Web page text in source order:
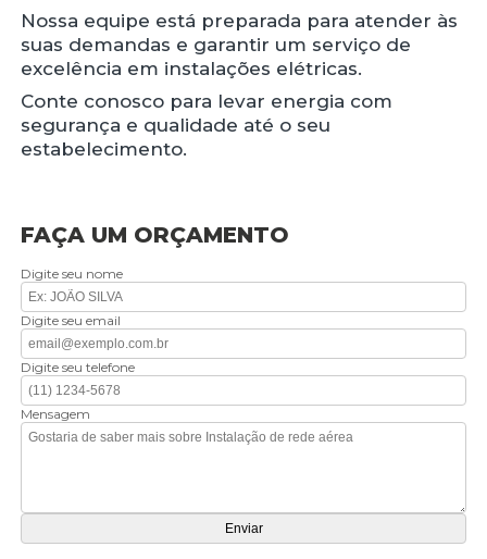
Nossa equipe está preparada para atender às
suas demandas e garantir um serviço de
excelência em instalações elétricas.
Conte conosco para levar energia com
segurança e qualidade até o seu
estabelecimento.
FAÇA UM ORÇAMENTO
Digite seu nome
Digite seu email
Digite seu telefone
Mensagem